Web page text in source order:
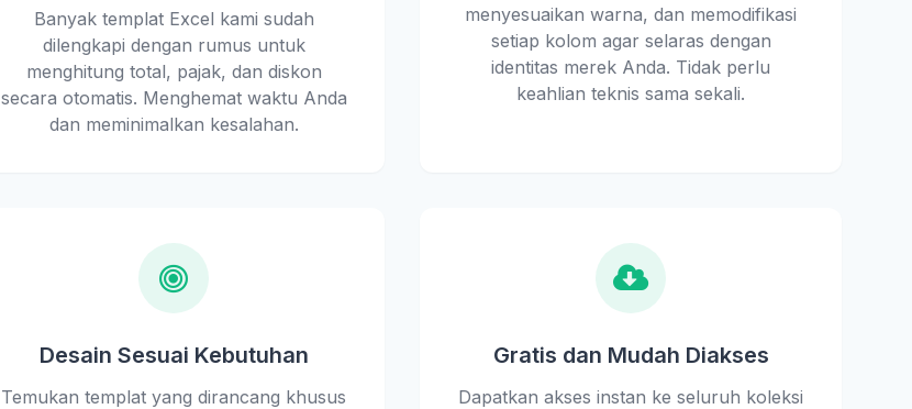
Banyak templat Excel kami sudah
dilengkapi dengan rumus untuk
menghitung total, pajak, dan diskon
secara otomatis. Menghemat waktu Anda
dan meminimalkan kesalahan.
menyesuaikan warna, dan memodifikasi
setiap kolom agar selaras dengan
identitas merek Anda. Tidak perlu
keahlian teknis sama sekali.
Desain Sesuai Kebutuhan
Temukan templat yang dirancang khusus
Gratis dan Mudah Diakses
Dapatkan akses instan ke seluruh koleksi